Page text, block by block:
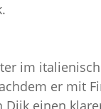
im
er mit
einen